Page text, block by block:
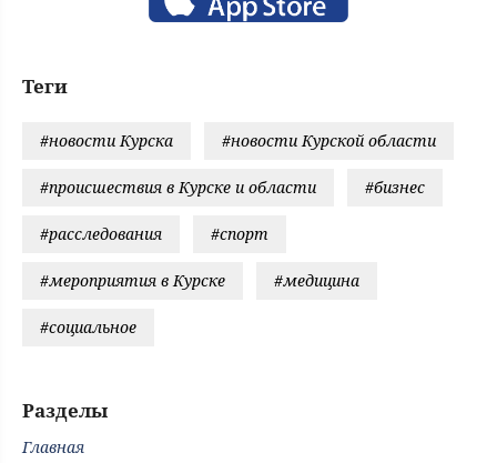
Теги
#новости Курска #новости Курской области
#происшествия в Курске и области #бизнес
#расследования #спорт
#мероприятия в Курске #медицина
#социальное
Разделы
Главная